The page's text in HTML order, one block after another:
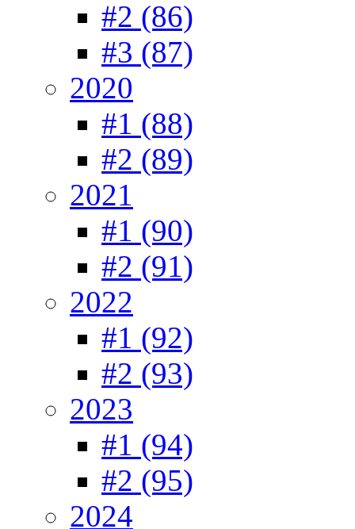
#2 (86)
#3 (87)
2020
#1 (88)
#2 (89)
2021
#1 (90)
#2 (91)
2022
#1 (92)
#2 (93)
2023
#1 (94)
#2 (95)
2024